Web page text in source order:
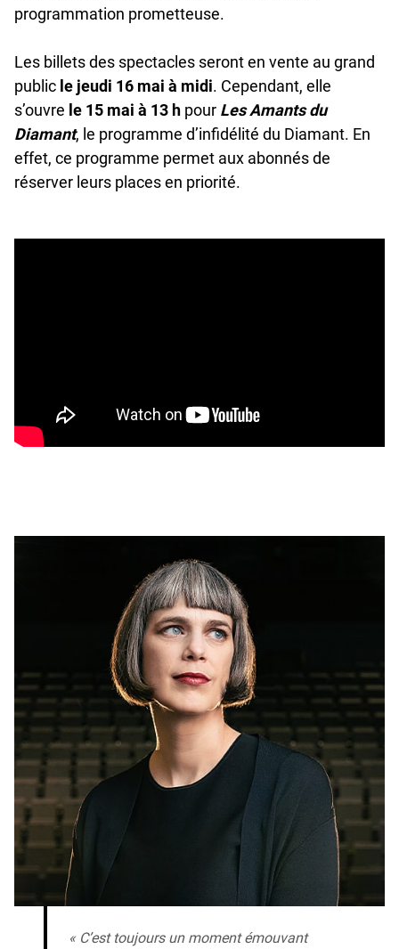
programmation prometteuse.
Les billets des spectacles seront en vente au grand
public le jeudi 16 mai à midi. Cependant, elle
s’ouvre le 15 mai à 13 h pour Les Amants du
Diamant, le programme d’infidélité du Diamant. En
effet, ce programme permet aux abonnés de
réserver leurs places en priorité.
« C’est toujours un moment émouvant